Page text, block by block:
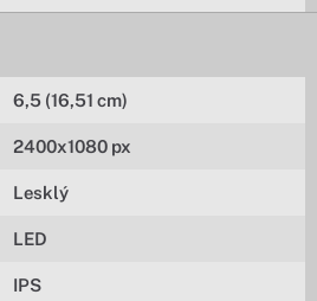
6,5 (16,51 cm)
2400x1080 px
Lesklý
LED
IPS